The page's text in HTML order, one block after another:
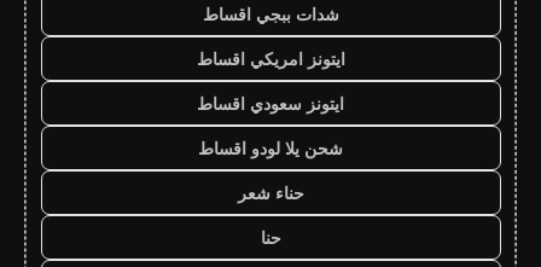
شدات ببجي اقساط
ايتونز امريكي اقساط
ايتونز سعودي اقساط
شحن يلا لودو اقساط
حناء شعر
حنا